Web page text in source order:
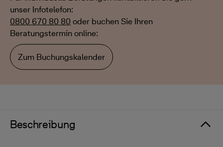
unser Infotelefon:
0800 670 80 80 oder buchen Sie Ihren
Beratungstermin online:
Zum Buchungskalender
Beschreibung